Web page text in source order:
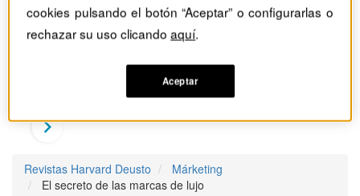
Revistas Harvard Deusto
Márketing
El secreto de las marcas de lujo
cookies pulsando el botón “Aceptar” o configurarlas o
rechazar su uso clicandoaquí.
Aceptar